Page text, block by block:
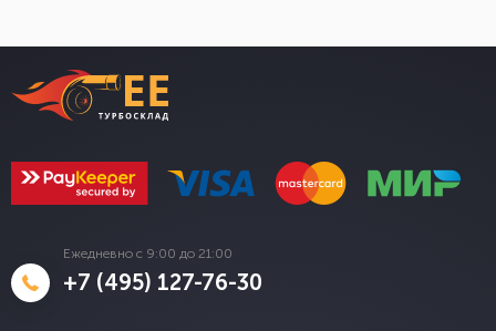
Ежедневно с 9:00 до 21:00
+7 (495) 127-76-30